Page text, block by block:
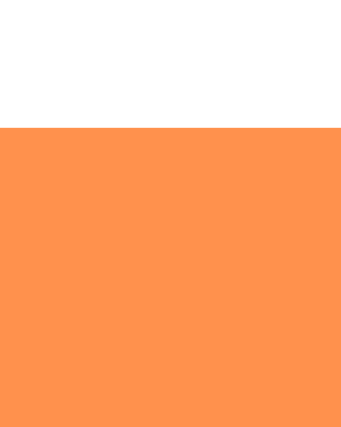
Intensivpflege bietet genau diese